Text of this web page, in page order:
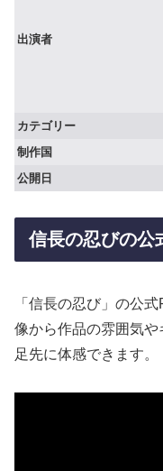
出演者
カテゴリー
制作国
公開日
信長の忍びの公
「信長の忍び」の公
像から作品の雰囲気
足先に体感できます。